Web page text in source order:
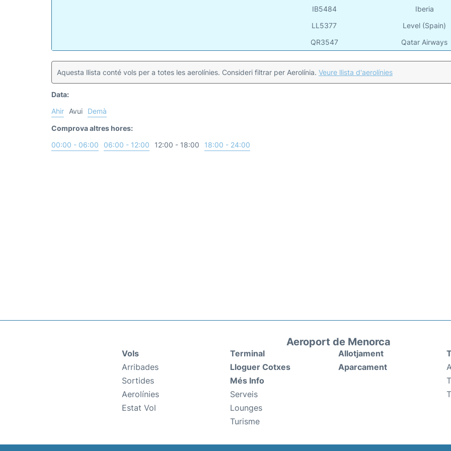
IB5484
LL5377
QR3547
Iberia
Level (Spain)
Qatar Airways
Aquesta llista conté vols per a totes les aerolínies. Consideri filtrar per Aerolínia. Veure llista d'aerolínies
Data:
Ahir
Avui
Demà
Comprova altres hores:
00:00 - 06:00
06:00 - 12:00 12:00 - 18:00 18:00 - 24:00
Aeroport de Menorca
Vols
Arribades
Sortides
Aerolínies
Estat Vol
Terminal
Lloguer Cotxes
Més Info
Serveis
Lounges
Turisme
Allotjament
Aparcament